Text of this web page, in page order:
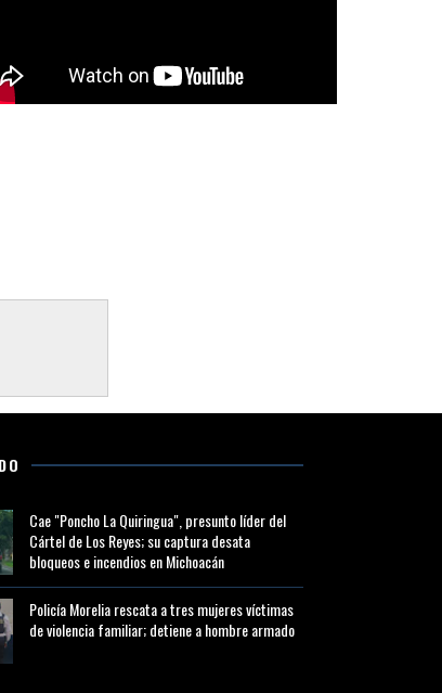
Cae "Poncho La Quiringua", presunto líder del
Cártel de Los Reyes; su captura desata
bloqueos e incendios en Michoacán
Policía Morelia rescata a tres mujeres víctimas
de violencia familiar; detiene a hombre armado